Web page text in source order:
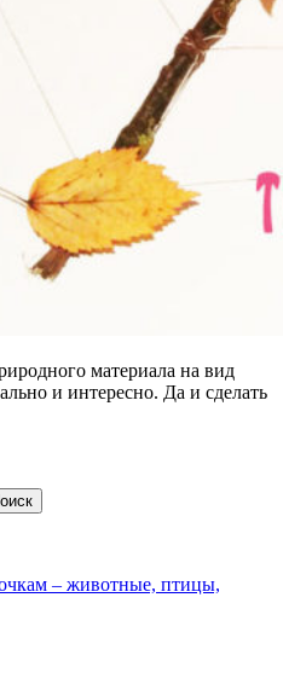
материала на вид
и интересно. Да и сделать
– животные, птицы,